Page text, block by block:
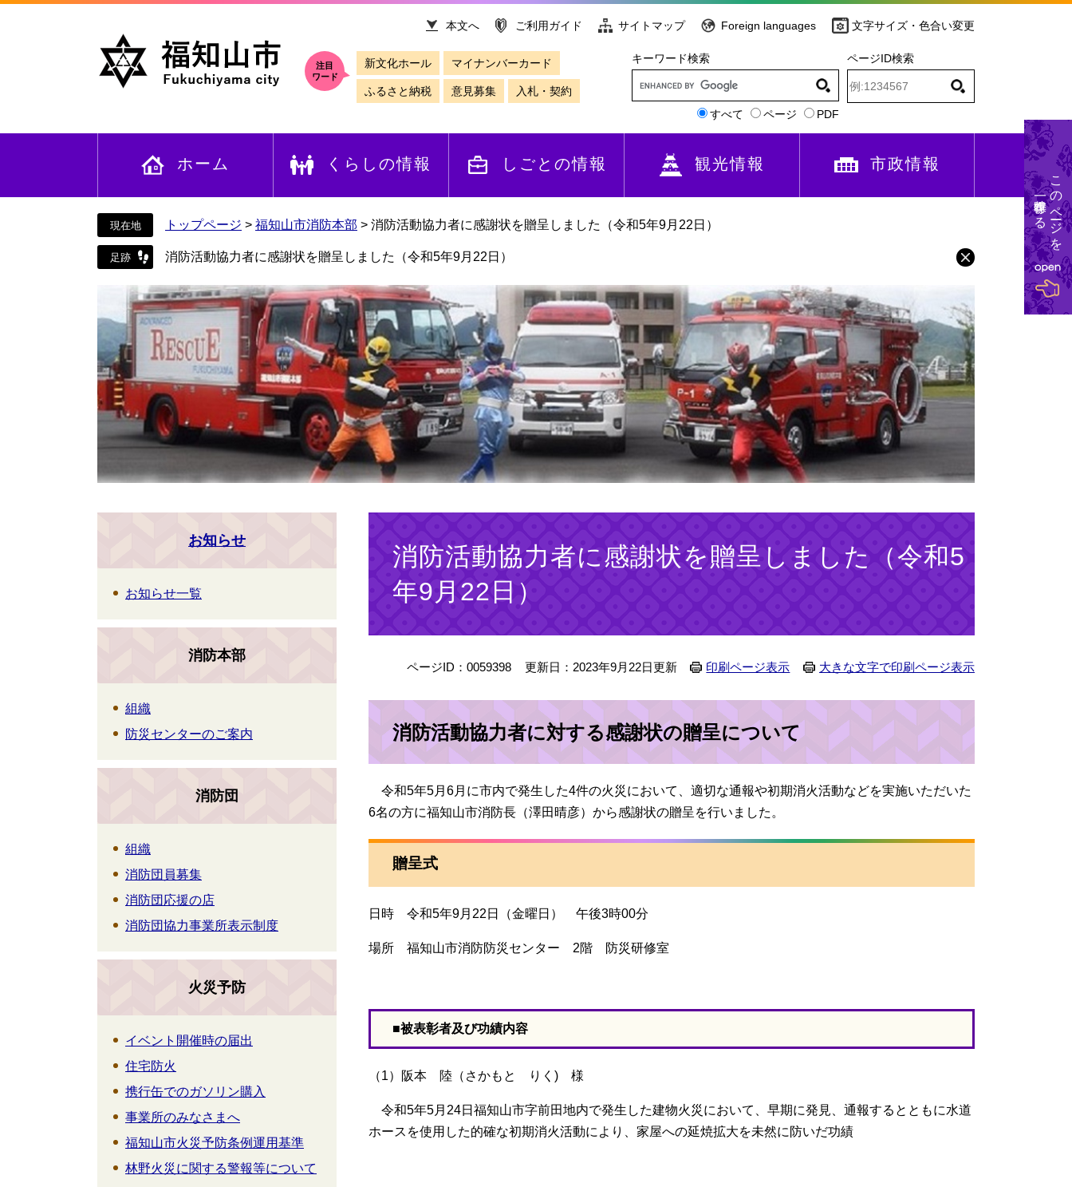
文
本文へ ご利用ガイド サイトマップ Foreign languages 文字サイズ・色合い変更
注目
ワード
新文化ホール マイナンバーカード
ふるさと納税 意見募集 入札・契約
キーワード検索
すべて ページ PDF
ページID検索
ホーム くらしの情報 しごとの情報 観光情報 市政情報
トップページ > 福知山市消防本部 > 消防活動協力者に感謝状を贈呈しました（令和5年9月22日）
消防活動協力者に感謝状を贈呈しました（令和5年9月22日）
消防活動協力者に感謝状を贈呈しました（令和5
年9月22日）
ページID：0059398 更新日：2023年9月22日更新 印刷ページ表示 大きな文字で印刷ページ表示
消防活動協力者に対する感謝状の贈呈について
令和5年5月6月に市内で発生した4件の火災において、適切な通報や初期消火活動などを実施いただいた
6名の方に福知山市消防長（澤田晴彦）から感謝状の贈呈を行いました。
贈呈式
日時 令和5年9月22日（金曜日） 午後3時00分
場所 福知山市消防防災センター 2階 防災研修室
■被表彰者及び功績内容
（1）阪本 陸（さかもと りく) 様
令和5年5月24日福知山市字前田地内で発生した建物火災において、早期に発見、通報するとともに水道
ホースを使用した的確な初期消火活動により、家屋への延焼拡大を未然に防いだ功績
お知らせ
お知らせ一覧
消防本部
組織
防災センターのご案内
消防団
組織
消防団員募集
消防団応援の店
消防団協力事業所表示制度
火災予防
イベント開催時の届出
住宅防火
携行缶でのガソリン購入
事業所のみなさまへ
福知山市火災予防条例運用基準
林野火災に関する警報等について
このページを
一時保存する